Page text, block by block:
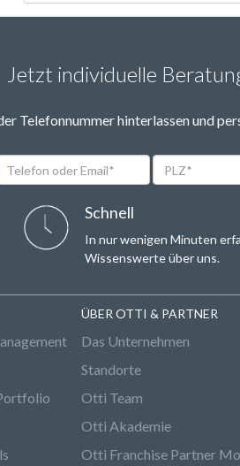
Jetzt individuelle
Telefonnummer hinterlassen und
PLZ*
Schnell
In nur wenigen Minuten
Wissenswerte über uns.
ÜBER OTTI & PARTNER
Das Unternehmen
Standorte
Otti Team
Otti Akademie
Otti Franchise Partner